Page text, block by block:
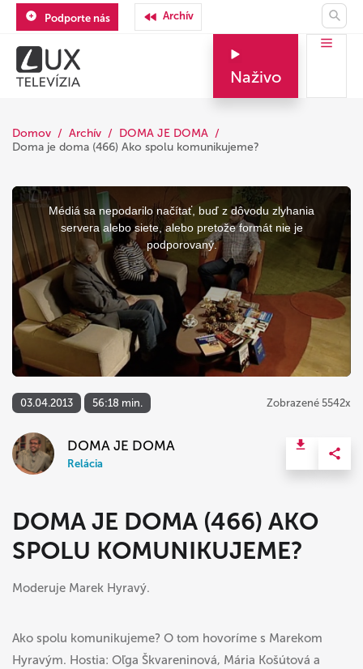
Podporte nás Archív
Naživo
Domov Archív
DOMA JE DOMA
Doma je doma (466) Ako spolu komunikujeme?
This
a
modal
window.
Médiá sa nepodarilo načítať, buď z dôvodu zlyhania
servera alebo siete, alebo pretože formát nie je
podporovaný.
03.04.2013 56:18 min. Zobrazené 5542x
DOMA JE DOMA
Relácia
DOMA JE DOMA (466) AKO
SPOLU KOMUNIKUJEME?
Moderuje Marek Hyravý.
Ako spolu komunikujeme? O tom hovoríme s Marekom
Hyravým. Hostia: Oľga Škvareninová, Mária Košútová a